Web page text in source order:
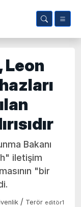
Leon
Bakanı
iletişim
"bir
/ Terör editör1